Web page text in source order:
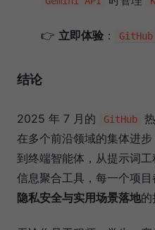
👉 立即体验 ： GitHub
结论
2025 年 7 月的 GitHub
在多个前沿领域的集体进
到终端智能体，从提示词
信息聚合工具，每一个项
隐私安全与实用场景落地的